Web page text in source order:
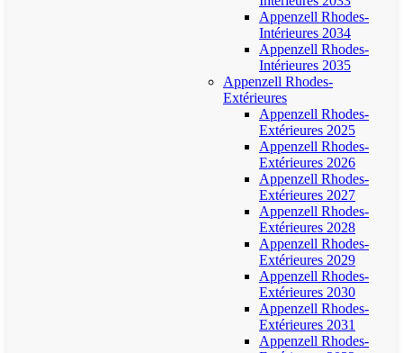
Appenzell Rhodes-
Intérieures 2034
Appenzell Rhodes-
Intérieures 2035
Appenzell Rhodes-
Extérieures
Appenzell Rhodes-
Extérieures 2025
Appenzell Rhodes-
Extérieures 2026
Appenzell Rhodes-
Extérieures 2027
Appenzell Rhodes-
Extérieures 2028
Appenzell Rhodes-
Extérieures 2029
Appenzell Rhodes-
Extérieures 2030
Appenzell Rhodes-
Extérieures 2031
Appenzell Rhodes-